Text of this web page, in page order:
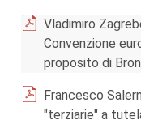
Vladimiro
Convenzione
proposito di
Francesco
"terziarie" a